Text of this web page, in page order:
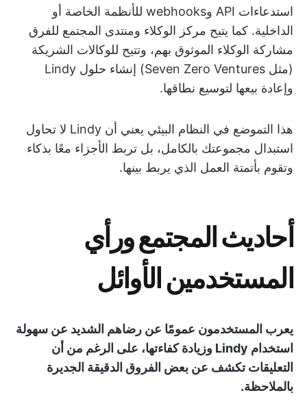
استدعاءات API وwebhooks للأنظمة الخاصة أو
الداخلية. كما يتيح مركز الوكلاء ومنتدى المجتمع للفرق
مشاركة الوكلاء الموثوق بهم، وتتيح للوكالات الشريكة
(مثل Seven Zero Ventures) إنشاء حلول Lindy
وإعادة بيعها لتوسيع نطاقها.
هذا التموضع في النظام البيئي يعني أن Lindy لا تحاول
استبدال مجموعتك بالكامل، بل تربط الأجزاء معًا بذكاء
وتقوم بأتمتة العمل الذي يربط بينها.
أحاديث المجتمع ورأي
المستخدمين الأوائل
يعرب المستخدمون عمومًا عن رضاهم الشديد عن سهولة
استخدام Lindy وزيادة كفاءتها، على الرغم من أن
التعليقات تكشف عن بعض الفروق الدقيقة الجديرة
بالملاحظة.